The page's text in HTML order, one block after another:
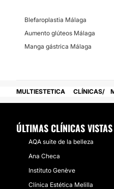
Blefaroplastia Málaga
Aumento glúteos Málaga
Manga gástrica Málaga
MULTIESTETICA CLÍNICAS
ÚLTIMAS CLÍNICAS VISTAS
AQA suite de la belleza
Ana Checa
Instituto Genève
Clínica Estética Melilla